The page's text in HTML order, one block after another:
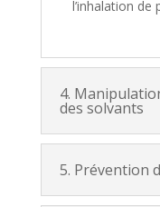
l’inhalation de
4.
des solvants
5. Prévention